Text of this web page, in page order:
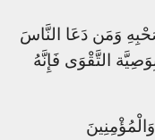
وَمَن دَعَا النَّاسَ
التَّقْوَى فَإِنَّهُ